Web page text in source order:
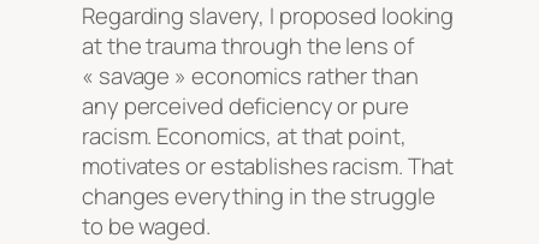
Regarding slavery, I proposed looking
at the trauma through the lens of
« savage » economics rather than
any perceived deficiency or pure
racism. Economics, at that point,
motivates or establishes racism. That
changes everything in the struggle
to be waged.